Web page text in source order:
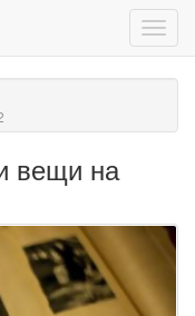
вещи на